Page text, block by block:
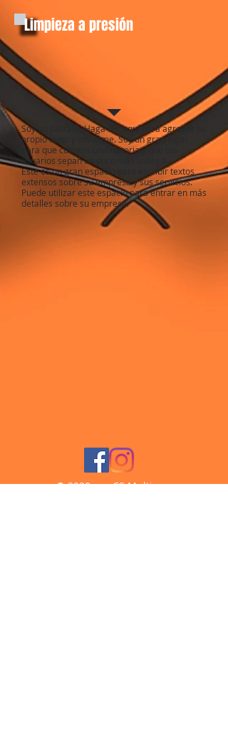
Limpieza a presión
Soy un párrafo. Haga clic aquí para agregar su
propio texto y editarme. Soy un gran lugar
para que cuentes una historia y que tus
usuarios sepan un poco más sobre ti.
Este es un gran espacio para escribir textos
extensos sobre su empresa y sus servicios.
Puede utilizar este espacio para entrar en más
detalles sobre su empresa.
© 2020 por CS Multiserv